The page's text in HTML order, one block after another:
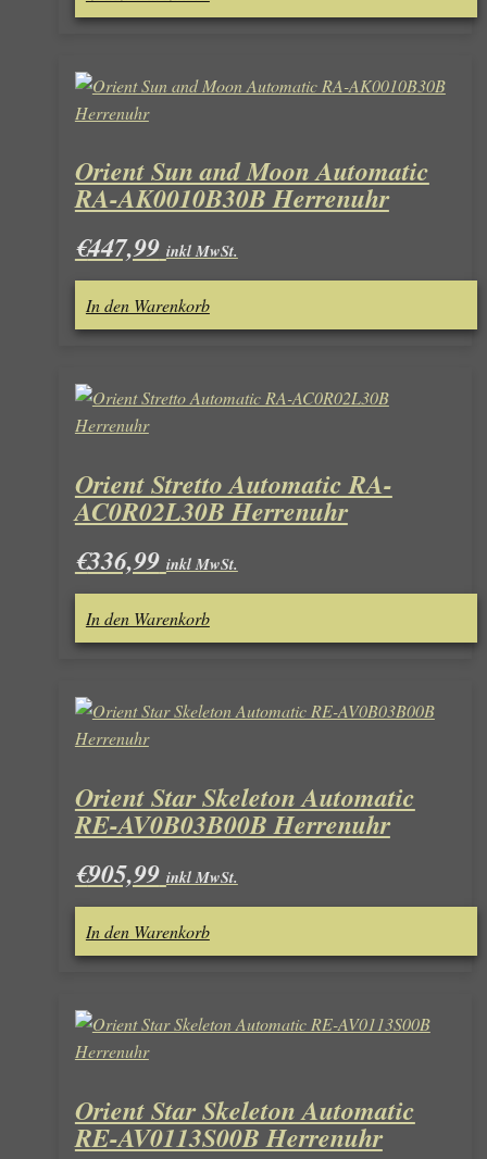
Orient Sun and Moon Automatic
RA-AK0010B30B Herrenuhr
€447,99 inkl MwSt.
In den Warenkorb
Orient Stretto Automatic RA-
AC0R02L30B Herrenuhr
€336,99 inkl MwSt.
In den Warenkorb
Orient Star Skeleton Automatic
RE-AV0B03B00B Herrenuhr
€905,99 inkl MwSt.
In den Warenkorb
Orient Star Skeleton Automatic
RE-AV0113S00B Herrenuhr